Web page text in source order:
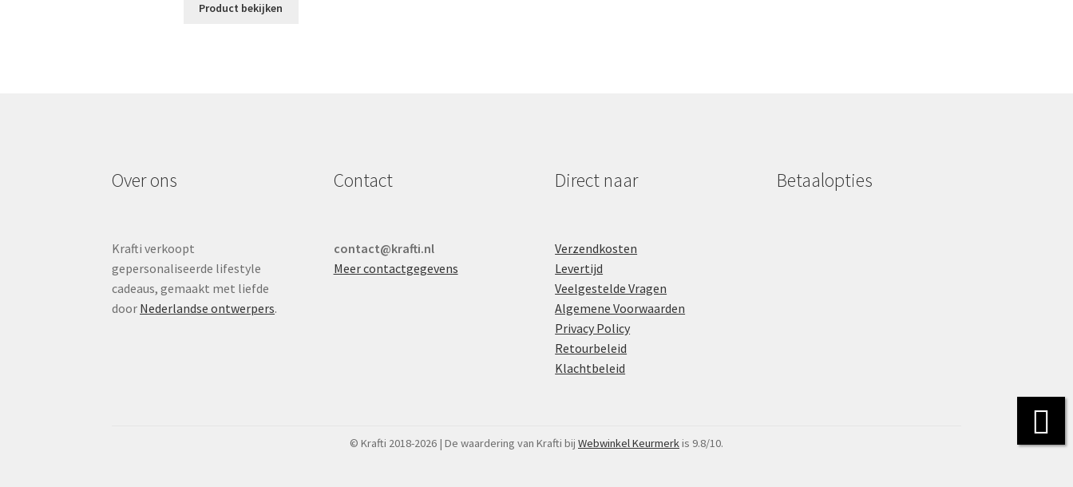
Product bekijken
Over ons
Krafti verkoopt
gepersonaliseerde lifestyle
cadeaus, gemaakt met liefde
door Nederlandse ontwerpers.
Contact
contact@krafti.nl
Meer contactgegevens
Direct naar
Verzendkosten
Levertijd
Veelgestelde Vragen
Algemene Voorwaarden
Privacy Policy
Retourbeleid
Klachtbeleid
Betaalopties
© Krafti 2018-2026 | De waardering van Krafti bij Webwinkel Keurmerkis 9.8/10.